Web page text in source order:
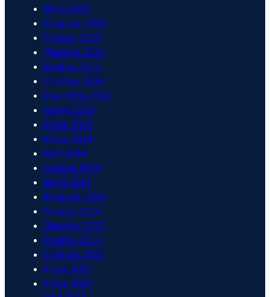
Март 2015
Февраль 2015
Январь 2015
Декабрь 2014
Ноябрь 2014
Октябрь 2014
Сентябрь 2014
Август 2014
Июль 2014
Июнь 2014
Май 2014
Апрель 2014
Март 2014
Февраль 2014
Январь 2014
Декабрь 2013
Ноябрь 2013
Октябрь 2013
Июль 2013
Июнь 2013